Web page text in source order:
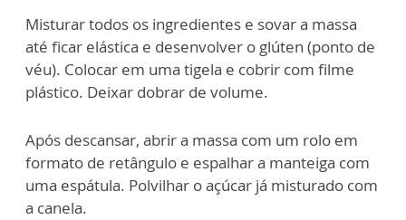
Misturar todos os ingredientes e sovar a massa
até ficar elástica e desenvolver o glúten (ponto de
véu). Colocar em uma tigela e cobrir com filme
plástico. Deixar dobrar de volume.
Após descansar, abrir a massa com um rolo em
formato de retângulo e espalhar a manteiga com
uma espátula. Polvilhar o açúcar já misturado com
a canela.